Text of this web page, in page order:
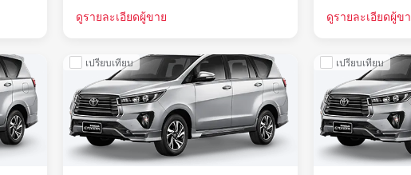
ดูรายละเอียดผู้ขาย ดูรายละเอียดผู้ข
เปรียบเทียบ เปรียบเทียบ